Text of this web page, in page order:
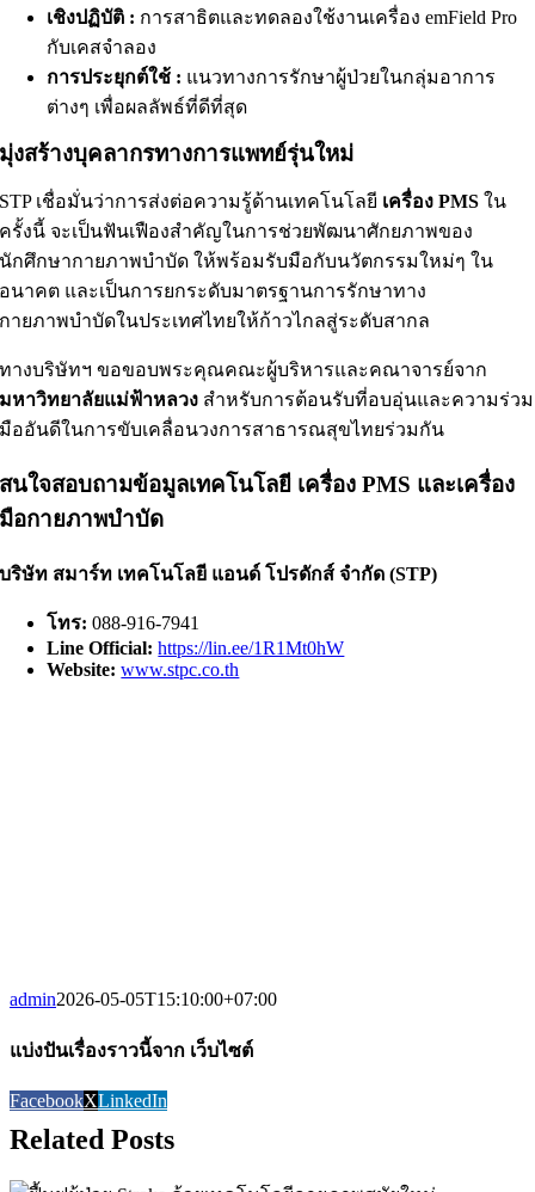
เชิงปฏิบัติ : การสาธิตและทดลองใช้งานเครื่อง emField Pro
กับเคสจำลอง
การประยุกต์ใช้ : แนวทางการรักษาผู้ป่วยในกลุ่มอาการ
ต่างๆ เพื่อผลลัพธ์ที่ดีที่สุด
มุ่งสร้างบุคลากรทางการแพทย์รุ่นใหม่
STP เชื่อมั่นว่าการส่งต่อความรู้ด้านเทคโนโลยี เครื่อง PMS ใน
ครั้งนี้ จะเป็นฟันเฟืองสำคัญในการช่วยพัฒนาศักยภาพของ
นักศึกษากายภาพบำบัด ให้พร้อมรับมือกับนวัตกรรมใหม่ๆ ใน
อนาคต และเป็นการยกระดับมาตรฐานการรักษาทาง
กายภาพบำบัดในประเทศไทยให้ก้าวไกลสู่ระดับสากล
ทางบริษัทฯ ขอขอบพระคุณคณะผู้บริหารและคณาจารย์จาก
มหาวิทยาลัยแม่ฟ้าหลวง สำหรับการต้อนรับที่อบอุ่นและความร่วม
มืออันดีในการขับเคลื่อนวงการสาธารณสุขไทยร่วมกัน
สนใจสอบถามข้อมูลเทคโนโลยี เครื่อง PMS และเครื่อง
มือกายภาพบำบัด
บริษัท สมาร์ท เทคโนโลยี แอนด์ โปรดักส์ จำกัด (STP)
โทร: 088-916-7941
Line Official: https://lin.ee/1R1Mt0hW
Website: www.stpc.co.th
admin2026-05-05T15:10:00+07:00
แบ่งปันเรื่องราวนี้จาก เว็บไซต์
FacebookXLinkedIn
Related Posts